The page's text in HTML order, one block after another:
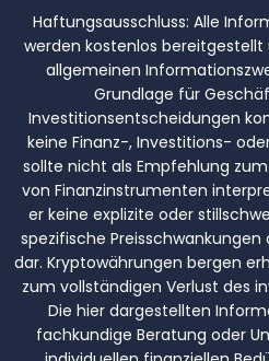
Haftungsausschluss: Alle
werden kostenlos
allgemeinen
Grundlage für
Investitionsentscheidungen
keine Finanz-, Investitions-
sollte nicht als Empfehlung
von Finanzinstrumenten
er keine explizite oder
spezifische
dar. Kryptowährungen bergen
zum vollständigen Verlust des
Die hier dargestellten
fachkundige Beratung oder